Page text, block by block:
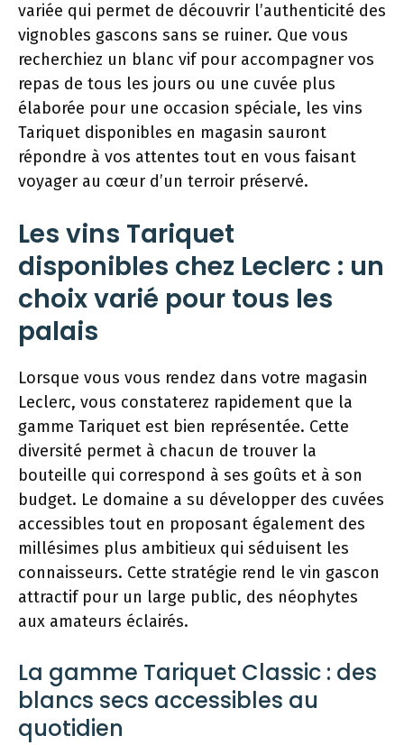
variée qui permet de découvrir l’authenticité des
vignobles gascons sans se ruiner. Que vous
recherchiez un blanc vif pour accompagner vos
repas de tous les jours ou une cuvée plus
élaborée pour une occasion spéciale, les vins
Tariquet disponibles en magasin sauront
répondre à vos attentes tout en vous faisant
voyager au cœur d’un terroir préservé.
Les vins Tariquet
disponibles chez Leclerc : un
choix varié pour tous les
palais
Lorsque vous vous rendez dans votre magasin
Leclerc, vous constaterez rapidement que la
gamme Tariquet est bien représentée. Cette
diversité permet à chacun de trouver la
bouteille qui correspond à ses goûts et à son
budget. Le domaine a su développer des cuvées
accessibles tout en proposant également des
millésimes plus ambitieux qui séduisent les
connaisseurs. Cette stratégie rend le vin gascon
attractif pour un large public, des néophytes
aux amateurs éclairés.
La gamme Tariquet Classic : des
blancs secs accessibles au
quotidien